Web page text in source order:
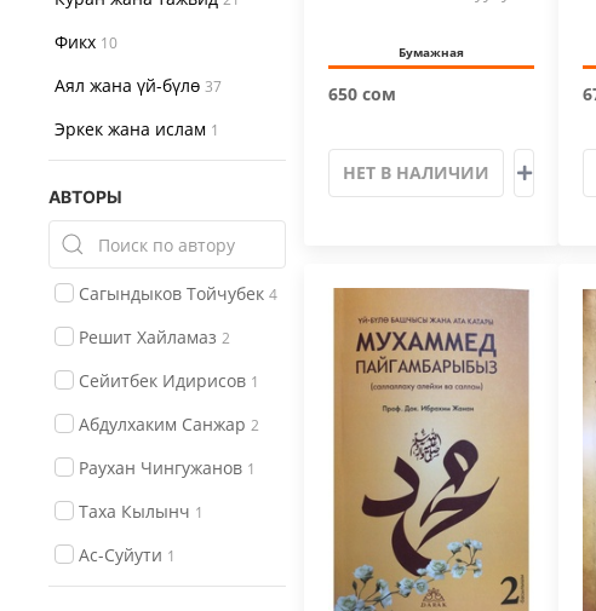
Фикх 10
Аял жана үй-бүлө 37
Эркек жана ислам 1
АВТОРЫ
Сагындыков Тойчубек 4
Решит Хайламаз 2
Сейитбек Идирисов 1
Абдулхаким Санжар 2
Раухан Чингужанов 1
Таха Кылынч 1
Ас-Суйути 1
Бумажная
650 сом
НЕТ В НАЛИЧИИ